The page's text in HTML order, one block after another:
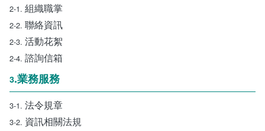
2-1. 組織職掌
2-2. 聯絡資訊
2-3. 活動花絮
2-4. 諮詢信箱
3.業務服務
3-1. 法令規章
3-2. 資訊相關法規